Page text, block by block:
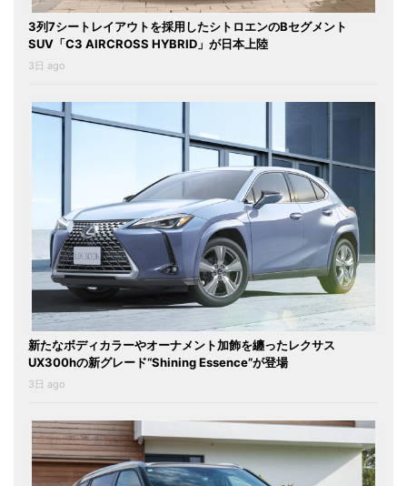
3列7シートレイアウトを採用したシトロエンのBセグメント
SUV「C3 AIRCROSS HYBRID」が日本上陸
3日 ago
新たなボディカラーやオーナメント加飾を纏ったレクサス
UX300hの新グレード“Shining Essence”が登場
3日 ago